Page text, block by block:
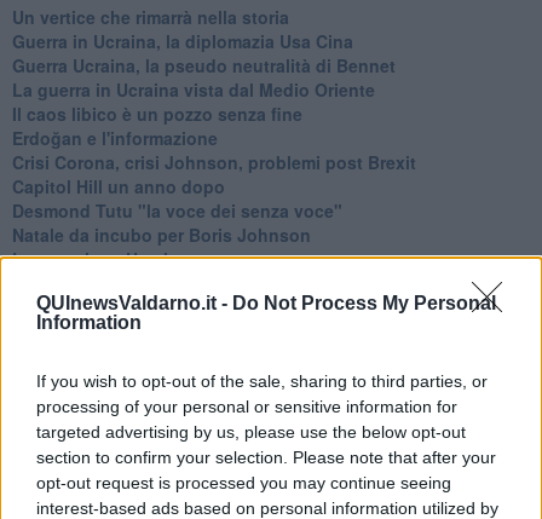
QUInewsValdarno.it - Do Not Process My Personal
Information
If you wish to opt-out of the sale, sharing to third parties, or
processing of your personal or sensitive information for
targeted advertising by us, please use the below opt-out
section to confirm your selection. Please note that after your
opt-out request is processed you may continue seeing
interest-based ads based on personal information utilized by
Un vertice che rimarrà nella storia
Guerra in Ucraina, la diplomazia Usa Cina
Guerra Ucraina, la pseudo neutralità di Bennet
La guerra in Ucraina vista dal Medio Oriente
​Il caos libico è un pozzo senza fine
Erdoğan e l'informazione
Crisi Corona, crisi Johnson, problemi post Brexit
Capitol Hill un anno dopo
Desmond Tutu "la voce dei senza voce"
Natale da incubo per Boris Johnson
La questione Ucraina
Una vigilia di Natale per un nuovo Rais
La questione israelo-palestinese ignorata dal G20
Libano, collasso economico e guerra civile
Johnson, da Trump a Biden alla Brexit
L'AUKUS e il Quad
Biden, primo presidente USA non in guerra
Papa Bergoglio vedrà Viktor Orbán
Bennet, un giorno in attesa di Biden